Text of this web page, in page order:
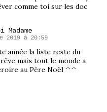
comme toi sur les doc
Madame
2019 à 20:59
année la liste reste du
mais tout le monde a
au Père Noël ^^